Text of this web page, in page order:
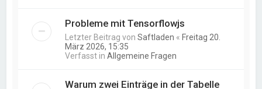
Probleme mit Tensorflowjs
Letzter Beitrag vonSaftladen « Freitag 20.
März 2026, 15:35
Verfasst inAllgemeine Fragen
Warum zwei Einträge in der Tabelle